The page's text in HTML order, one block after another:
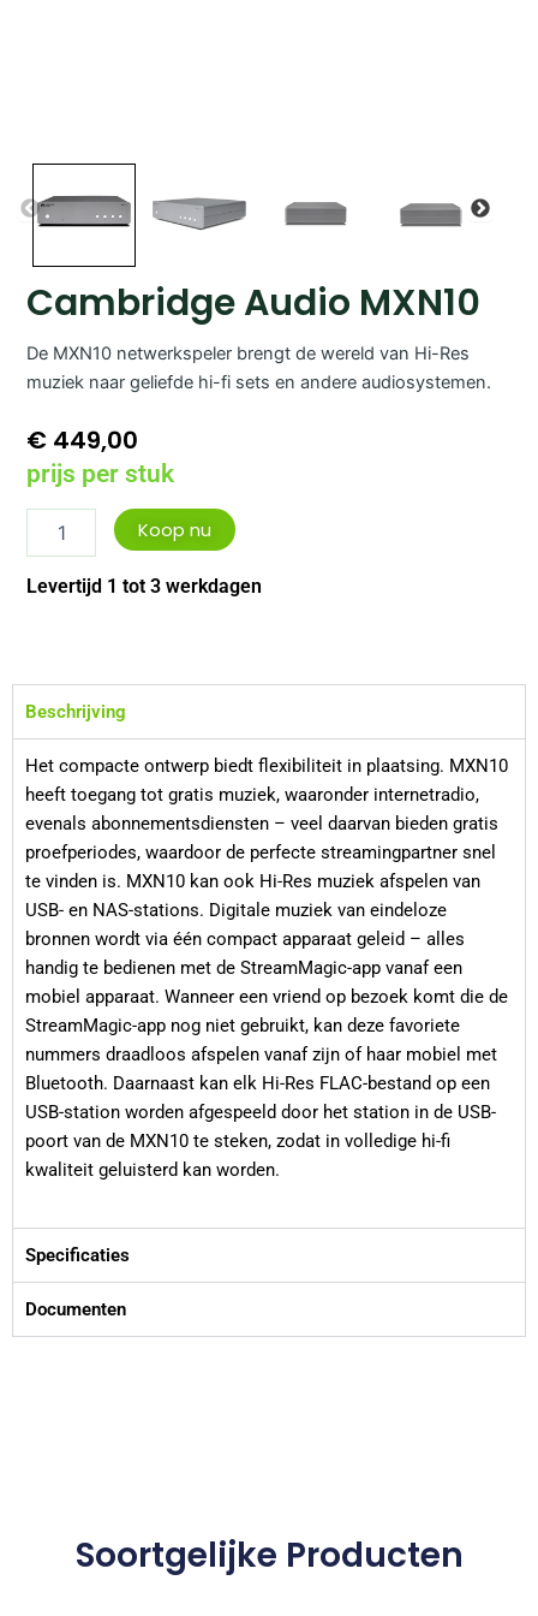
Cambridge Audio MXN10
De MXN10 netwerkspeler brengt de wereld van Hi-Res
muziek naar geliefde hi-fi sets en andere audiosystemen.
€ 449,00
prijs per stuk
Audio
aantal
Koop nu
Levertijd 1 tot 3 werkdagen
Beschrijving
Het compacte ontwerp biedt flexibiliteit in plaatsing. MXN10
heeft toegang tot gratis muziek, waaronder internetradio,
evenals abonnementsdiensten – veel daarvan bieden gratis
proefperiodes, waardoor de perfecte streamingpartner snel
te vinden is. MXN10 kan ook Hi-Res muziek afspelen van
USB- en NAS-stations. Digitale muziek van eindeloze
bronnen wordt via één compact apparaat geleid – alles
handig te bedienen met de StreamMagic-app vanaf een
mobiel apparaat. Wanneer een vriend op bezoek komt die de
StreamMagic-app nog niet gebruikt, kan deze favoriete
nummers draadloos afspelen vanaf zijn of haar mobiel met
Bluetooth. Daarnaast kan elk Hi-Res FLAC-bestand op een
USB-station worden afgespeeld door het station in de USB-
poort van de MXN10 te steken, zodat in volledige hi-fi
kwaliteit geluisterd kan worden.
Specificaties
Documenten
Soortgelijke Producten